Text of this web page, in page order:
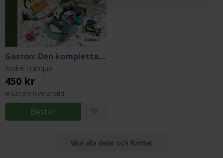
Gaston: Den kompletta samlingen 6
André Franquin
450 kr
Längre leveranstid
Beställ
Visa alla delar och format